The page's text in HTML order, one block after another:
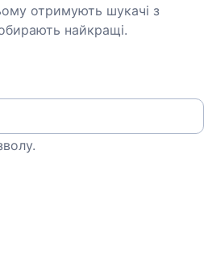
отримують шукачі з
найкращі.